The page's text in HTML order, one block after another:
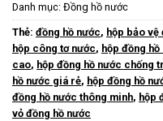
Danh mục: Đồng hồ nước
Thẻ: đồng hồ nước, hộp bảo vệ
hộp công tơ nước, hộp đồng hồ
cao, hộp đồng hồ nước chống
hồ nước giá rẻ, hộp đồng hồ
đồng hồ nước thông minh, hộp
vỏ đồng hồ nước